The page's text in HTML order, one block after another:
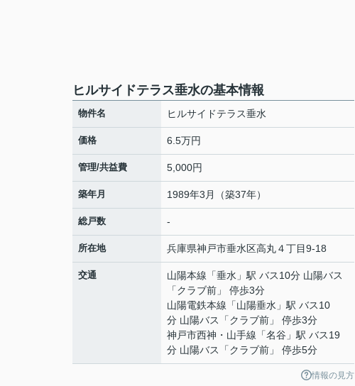
ヒルサイドテラス垂水の基本情報
物件名 ヒルサイドテラス垂水
価格 6.5万円
管理/共益費 5,000円
築年月 1989年3月（築37年）
総戸数 -
所在地 兵庫県神戸市垂水区高丸４丁目9-18
交通 山陽本線 「垂水 」駅 バス10分 山陽バス
「クラブ前」 停歩3分
山陽電鉄本線 「山陽垂水 」駅 バス10
分 山陽バス「クラブ前」 停歩3分
神戸市西神・山手線 「名谷 」駅 バス19
分 山陽バス「クラブ前」 停歩5分
情報の見方